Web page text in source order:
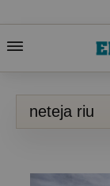
neteja riu